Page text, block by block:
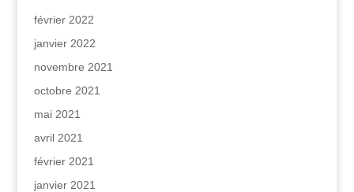
février 2022
janvier 2022
novembre 2021
octobre 2021
mai 2021
avril 2021
février 2021
janvier 2021